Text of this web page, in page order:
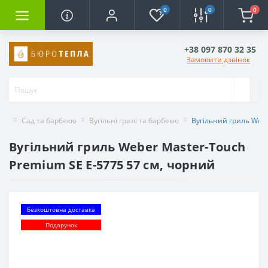
0 0 0
+38 097 870 32 35
Замовити дзвінок
Сад та барбекю Вугільні грилі та барбекю Вугільний гриль
Вугільний гриль Weber Master-Touch
Premium SE E-5775 57 см, чорний
Безкоштовна доставка
Подарунок